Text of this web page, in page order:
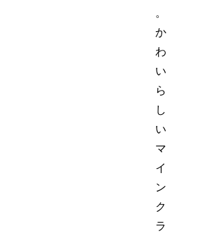
。
か
わ
い
ら
し
い
マ
イ
ン
ク
ラ